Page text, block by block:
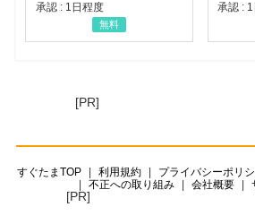
承認 : 1日程度
無料
承認 :
[PR]
すぐたまTOP 利用規約 プライバシーポリ
不正への取り組み
会社概要
[PR]